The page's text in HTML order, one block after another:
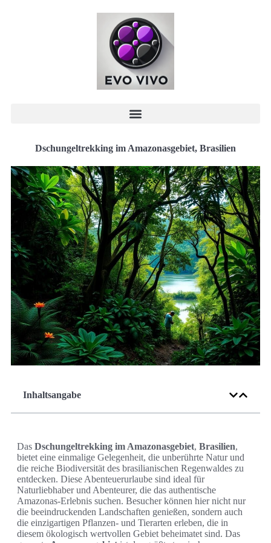
Dschungeltrekking im Amazonasgebiet, Brasilien
Inhaltsangabe
Das Dschungeltrekking im Amazonasgebiet, Brasilien,
bietet eine einmalige Gelegenheit, die unberührte Natur und
die reiche Biodiversität des brasilianischen Regenwaldes zu
entdecken. Diese Abenteuerurlaube sind ideal für
Naturliebhaber und Abenteurer, die das authentische
Amazonas-Erlebnis suchen. Besucher können hier nicht nur
die beeindruckenden Landschaften genießen, sondern auch
die einzigartigen Pflanzen- und Tierarten erleben, die in
diesem ökologisch wertvollen Gebiet beheimatet sind. Das